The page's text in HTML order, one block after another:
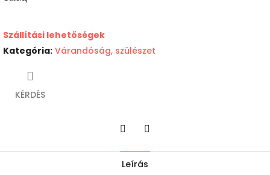
Szállítási lehetőségek
Kategória: Várandóság, szülészet
KÉRDÉS
Leírás